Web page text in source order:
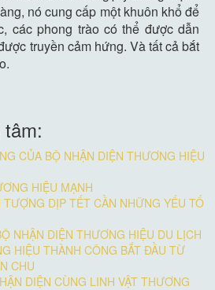
nó cung cấp một khuôn khổ để
các phong trào có thể được dẫn
truyền cảm hứng. Và tất cả bắt
CỦA BỘ NHẬN DIỆN THƯƠNG HIỆU
HIỆU MẠNH
DỊP TẾT CẦN NHỮNG YẾU TỐ
NHẬN DIỆN THƯƠNG HIỆU DU LỊCH
HIỆU THÀNH CÔNG BẮT ĐẦU TỪ
CHU
DIỆN CÙNG LINH VẬT THƯƠNG